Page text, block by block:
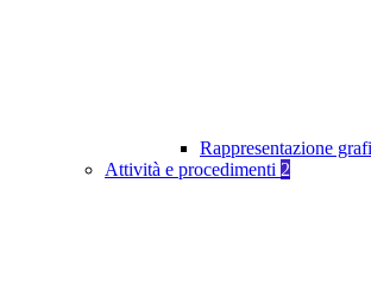
Rappresentazione
Attività e procedimenti 2